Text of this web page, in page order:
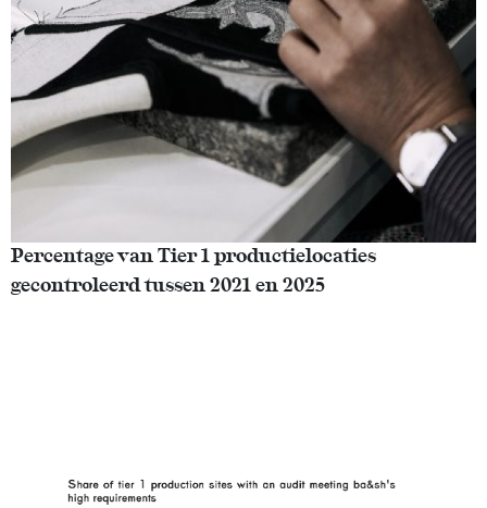
Percentage van Tier 1 productielocaties
gecontroleerd tussen 2021 en 2025